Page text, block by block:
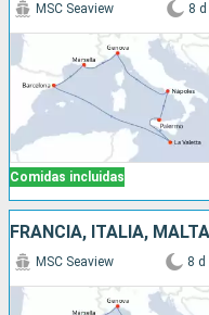
Comidas incluidas
MSC Seaview 8 d
FRANCIA, ITALIA,
MSC Seaview 8 d